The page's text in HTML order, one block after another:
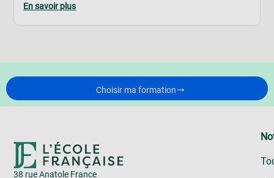
En savoir plus
Choisir ma formation
38 rue Anatole France